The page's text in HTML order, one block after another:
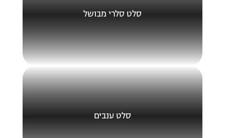
סלט סלרי מבושל
סלט ענבים